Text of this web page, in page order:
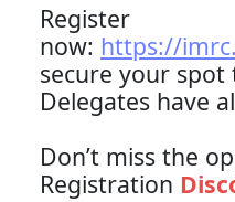
Register
now: https://
secure your spot
Delegates have
Don’t miss the
Registration